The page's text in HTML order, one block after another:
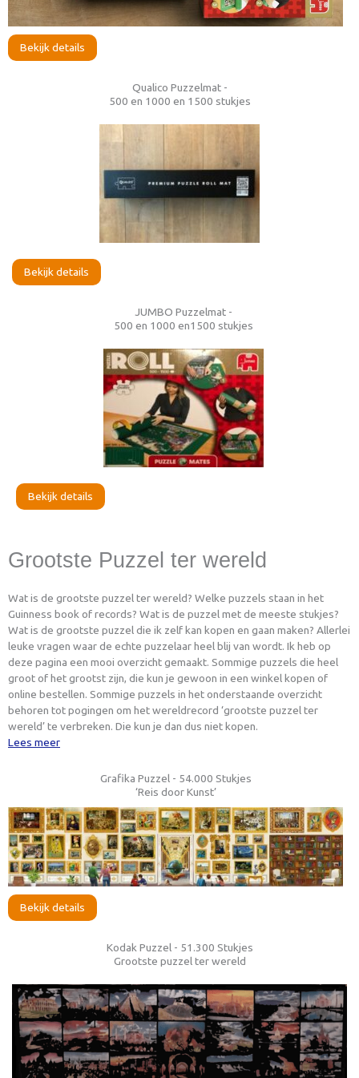
Bekijk details
Qualico Puzzelmat -
500 en 1000 en 1500 stukjes
Bekijk details
JUMBO Puzzelmat -
500 en 1000 en1500 stukjes
Bekijk details
Grootste Puzzel ter wereld
Wat is de grootste puzzel ter wereld? Welke puzzels staan in het
Guinness book of records? Wat is de puzzel met de meeste stukjes?
Wat is de grootste puzzel die ik zelf kan kopen en gaan maken? Allerlei
leuke vragen waar de echte puzzelaar heel blij van wordt. Ik heb op
deze pagina een mooi overzicht gemaakt. Sommige puzzels die heel
groot of het grootst zijn, die kun je gewoon in een winkel kopen of
online bestellen. Sommige puzzels in het onderstaande overzicht
behoren tot pogingen om het wereldrecord ‘grootste puzzel ter
wereld’ te verbreken. Die kun je dan dus niet kopen.
Lees meer
Grafika Puzzel - 54.000 Stukjes
‘Reis door Kunst’
Bekijk details
Kodak Puzzel - 51.300 Stukjes
Grootste puzzel ter wereld